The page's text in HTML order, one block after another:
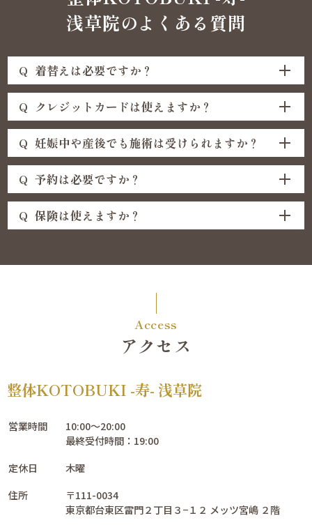
浅草院のよくある質問
Q 着替えは必要ですか？
Q クレジットカードは使えますか？
Q 妊娠中や産後でも施術は受けられますか？
Q 予約は必要ですか？
Q 保険は使えますか？
Access
アクセス
整体KOTOBUKI -寿- 浅草院
営業時間
10:00～20:00
最終受付時間：19:00
定休日
木曜
住所
〒111-0034
東京都台東区雷門２丁目３−１２ メッツ宮嶋 ２階